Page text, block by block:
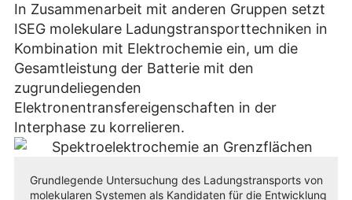
In Zusammenarbeit mit anderen Gruppen setzt
ISEG molekulare Ladungstransporttechniken in
Kombination mit Elektrochemie ein, um die
Gesamtleistung der Batterie mit den
zugrundeliegenden
Elektronentransfereigenschaften in der
Interphase zu korrelieren.
Grundlegende Untersuchung des Ladungstransports von
molekularen Systemen als Kandidaten für die Entwicklung